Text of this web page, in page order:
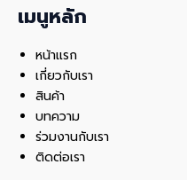
เมนูหลัก
หน้าแรก
เกี่ยวกับเรา
สินค้า
บทความ
ร่วมงานกับเรา
ติดต่อเรา